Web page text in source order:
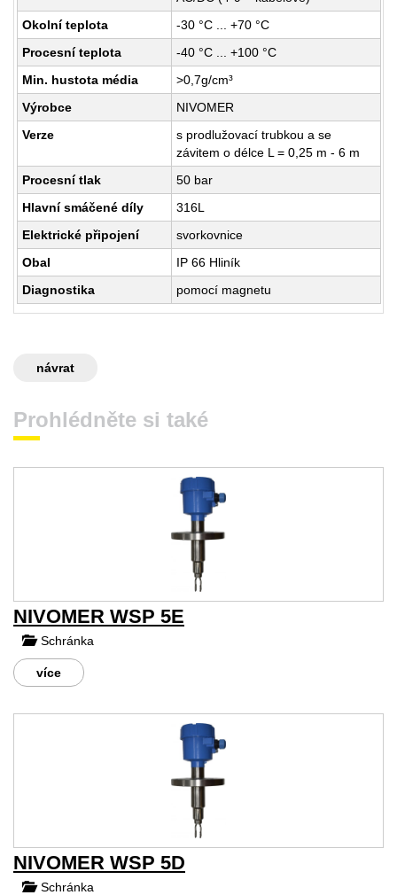
Okolní teplota
-30 °C ... +70 °C
Procesní teplota
-40 °C ... +100 °C
Min. hustota média
>0,7g/cm³
Výrobce
NIVOMER
Verze
s prodlužovací trubkou a se
závitem o délce L = 0,25 m - 6 m
Procesní tlak
50 bar
Hlavní smáčené díly
316L
Elektrické připojení
svorkovnice
Obal
IP 66 Hliník
Diagnostika
pomocí magnetu
návrat
Prohlédněte si také
NIVOMER WSP 5E
Schránka
více
NIVOMER WSP 5D
Schránka